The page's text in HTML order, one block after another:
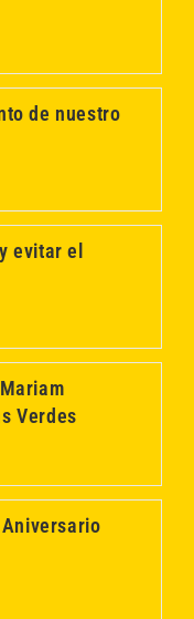
de nuestro
evitar el
Verdes